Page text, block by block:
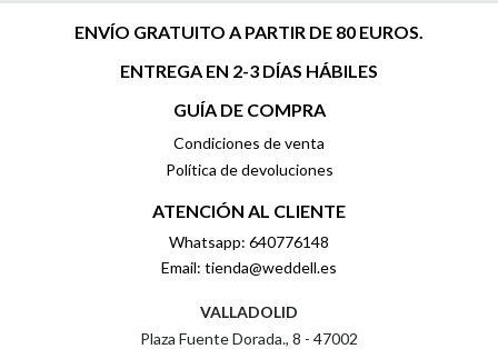
ENVÍO GRATUITO A PARTIR DE 80 EUROS.
ENTREGA EN 2-3 DÍAS HÁBILES
GUÍA DE COMPRA
Condiciones de venta
Política de devoluciones
ATENCIÓN AL CLIENTE
Whatsapp: 640776148
Email: tienda@weddell.es
VALLADOLID
Plaza Fuente Dorada., 8 - 47002